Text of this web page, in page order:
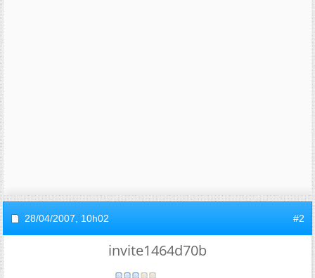
28/04/2007, 10h02 #2
invite1464d70b